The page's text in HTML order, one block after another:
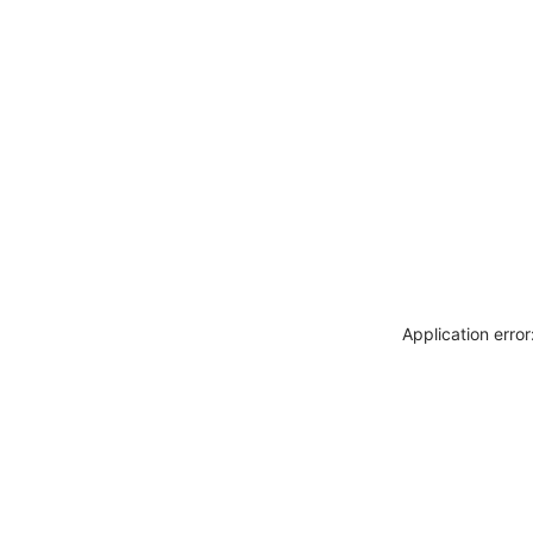
Application